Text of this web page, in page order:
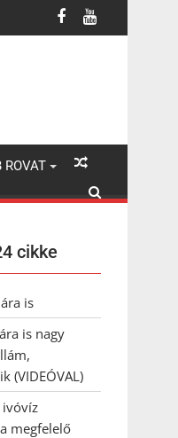
némileg megváltozik
ROVAT
cikke
is
is nagy
(VIDEÓVAL)
ivóvíz
megfelelő